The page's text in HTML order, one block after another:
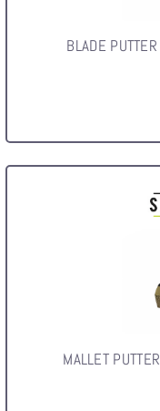
BLADE
MALLET